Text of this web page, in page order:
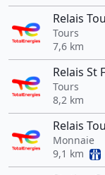
Relais
Tours
7,6 km
Relais St
Tours
8,2 km
Relais
Monnaie
9,1 km